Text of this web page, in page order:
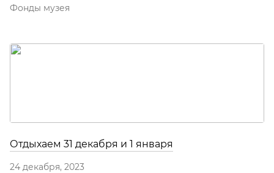
Фонды музея
Отдыхаем 31 декабря и 1 января
24 декабря, 2023